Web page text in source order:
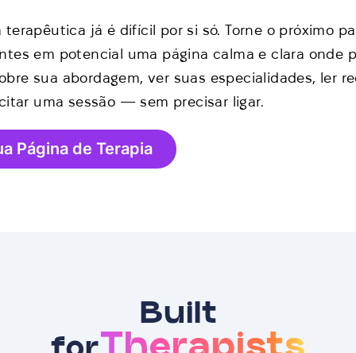
terapêutica já é difícil por si só. Torne o próximo
em potencial uma página calma e clara onde
sua abordagem, ver suas especialidades, ler
uma sessão — sem precisar ligar.
Página de Terapia
Built
Therapists